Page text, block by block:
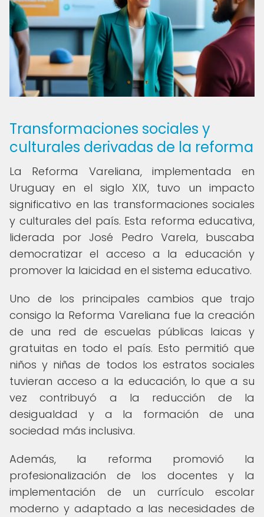
Transformaciones sociales y
culturales derivadas de la reforma
La Reforma Vareliana, implementada en
Uruguay en el siglo XIX, tuvo un impacto
significativo en las transformaciones sociales
y culturales del país. Esta reforma educativa,
liderada por José Pedro Varela, buscaba
democratizar el acceso a la educación y
promover la laicidad en el sistema educativo.
Uno de los principales cambios que trajo
consigo la Reforma Vareliana fue la creación
de una red de escuelas públicas laicas y
gratuitas en todo el país. Esto permitió que
niños y niñas de todos los estratos sociales
tuvieran acceso a la educación, lo que a su
vez contribuyó a la reducción de la
desigualdad y a la formación de una
sociedad más inclusiva.
Además, la reforma promovió la
profesionalización de los docentes y la
implementación de un currículo escolar
moderno y adaptado a las necesidades de